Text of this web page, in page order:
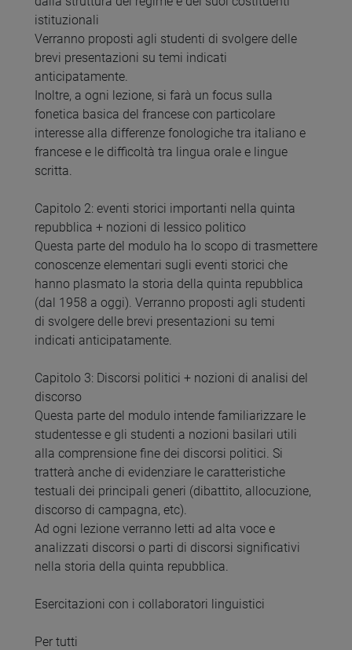
istituzionali
Verranno proposti agli studenti di svolgere delle
brevi presentazioni su temi indicati
anticipatamente.
Inoltre, a ogni lezione, si farà un focus sulla
fonetica basica del francese con particolare
interesse alla differenze fonologiche tra italiano e
francese e le difficoltà tra lingua orale e lingue
scritta.
Capitolo 2: eventi storici importanti nella quinta
repubblica + nozioni di lessico politico
Questa parte del modulo ha lo scopo di trasmettere
conoscenze elementari sugli eventi storici che
hanno plasmato la storia della quinta repubblica
(dal 1958 a oggi). Verranno proposti agli studenti
di svolgere delle brevi presentazioni su temi
indicati anticipatamente.
Capitolo 3: Discorsi politici + nozioni di analisi del
discorso
Questa parte del modulo intende familiarizzare le
studentesse e gli studenti a nozioni basilari utili
alla comprensione fine dei discorsi politici. Si
tratterà anche di evidenziare le caratteristiche
testuali dei principali generi (dibattito, allocuzione,
discorso di campagna, etc).
Ad ogni lezione verranno letti ad alta voce e
analizzati discorsi o parti di discorsi significativi
nella storia della quinta repubblica.
Esercitazioni con i collaboratori linguistici
Per tutti